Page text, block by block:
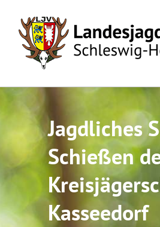
content
Jagdliches
Schießen
Kasseedorf